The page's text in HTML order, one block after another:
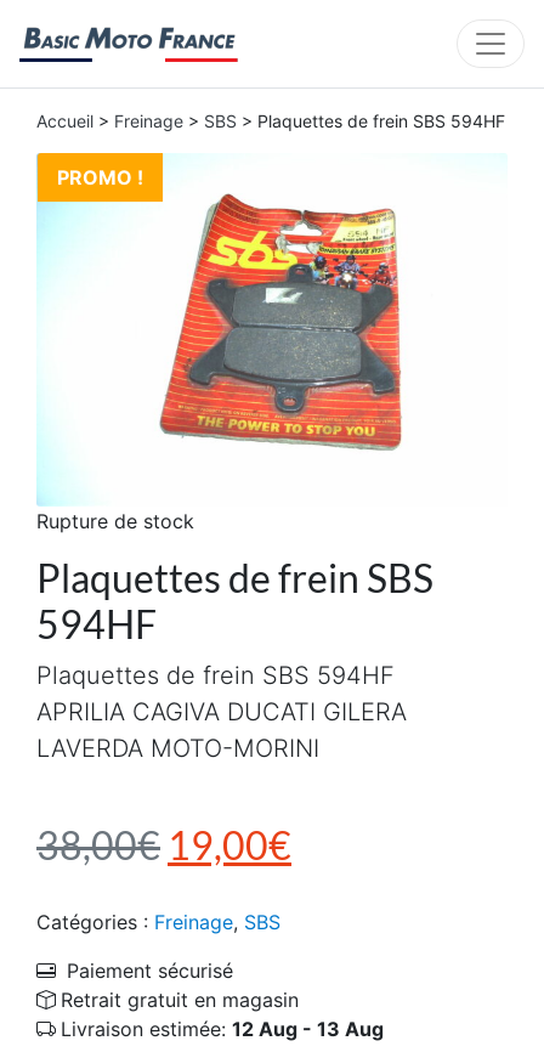
Accueil > Freinage > SBS > Plaquettes de frein SBS 594HF
PROMO !
Plaquettes de frein SBS
594HF
38,00€ Le prix initial était :
19,00€
Plaquettes de frein SBS 594HF
APRILIA CAGIVA DUCATI GILERA
LAVERDA MOTO-MORINI
Rupture de stock
Catégories : Freinage, SBS
Paiement sécurisé
Retrait gratuit en magasin
Livraison estimée: 12 Aug - 13 Aug